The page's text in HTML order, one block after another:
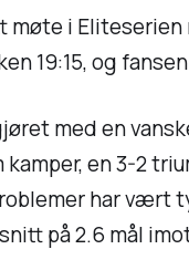
i Eliteserien
19:15, og
med en
en 3-2
har vært
på 2.6 mål